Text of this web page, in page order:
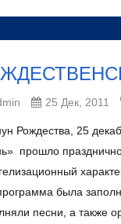
25 Дек, 2011
Рождества, 25
прошло
была
песни, а также